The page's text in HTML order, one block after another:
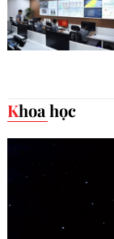
Khoa học